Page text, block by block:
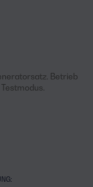
Betrieb